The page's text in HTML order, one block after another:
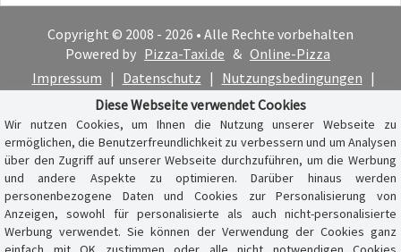
Copyright © 2008 - 2026 • Alle Rechte vorbehalten
Powered by Pizza-Taxi.de & Online-Pizza
Impressum | Datenschutz | Nutzungsbedingungen |
Cookie-Hinweis
Diese Webseite verwendet Cookies
Wir nutzen Cookies, um Ihnen die Nutzung unserer Webseite zu
ermöglichen, die Benutzerfreundlichkeit zu verbessern und um Analysen
über den Zugriff auf unserer Webseite durchzuführen, um die Werbung
und andere Aspekte zu optimieren. Darüber hinaus werden
personenbezogene Daten und Cookies zur Personalisierung von
Anzeigen, sowohl für personalisierte als auch nicht-personalisierte
Werbung verwendet. Sie können der Verwendung der Cookies ganz